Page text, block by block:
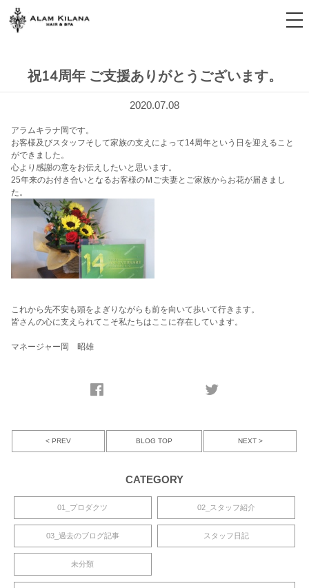
祝14周年 ご支援ありがとうございます。
2020.07.08
アラムキラナ岡です。
お客様及びスタッフそして家族の支えによって14周年という日を迎えること
ができました。
心より感謝の意をお伝えしたいと思います。
25年来のお付き合いとなるお客様のＭご夫妻とご家族からお花が届きまし
た。
これから先不安も頭をよぎりながらも前を向いて歩いて行きます。
皆さんの心に支えられてこそ私たちはここに存在しています。
マネージャー岡 昭雄
< PREV BLOG TOP NEXT >
CATEGORY
01_プロダクツ 02_スタッフ紹介
03_過去のブログ記事 スタッフ日記
未分類